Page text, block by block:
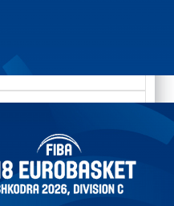
EuroBasket 2026,